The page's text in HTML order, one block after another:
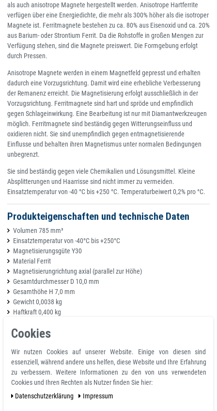
als auch anisotrope Magnete hergestellt werden. Anisotrope Hartferrite
verfügen über eine Energiedichte, die mehr als 300% höher als die isotroper
Magnete ist. Ferritmagnete bestehen zu ca. 80% aus Eisenoxid und ca. 20%
aus Barium- oder Strontium Ferrit. Da die Rohstoffe in großen Mengen zur
Verfügung stehen, sind die Magnete preiswert. Die Formgebung erfolgt
durch Pressen.
Anisotrope Magnete werden in einem Magnetfeld gepresst und erhalten
dadurch eine Vorzugsrichtung. Damit wird eine erhebliche Verbesserung
der Remanenz erreicht. Die Magnetisierung erfolgt ausschließlich in der
Vorzugsrichtung. Ferritmagnete sind hart und spröde und empfindlich
gegen Schlageinwirkung. Eine Bearbeitung ist nur mit Diamantwerkzeugen
möglich. Ferritmagnete sind beständig gegen Witterungseinfluss und
oxidieren nicht. Sie sind unempfindlich gegen entmagnetisierende
Einflusse und behalten ihren Magnetismus unter normalen Bedingungen
unbegrenzt.
Sie sind beständig gegen viele Chemikalien und Lösungsmittel. Kleine
Absplitterungen und Haarrisse sind nicht immer zu vermeiden.
Einsatztemperatur von -40 °C bis +250 °C. Temperaturbeiwert 0,2% pro °C.
Produkteigenschaften und technische Daten
Volumen 785 mm³
Einsatztemperatur von -40°C bis +250°C
Magnetisierungsgüte Y30
Material Ferrit
Magnetisierungrichtung axial (parallel zur Höhe)
Gesamtdurchmesser D 10,0 mm
Gesamthöhe H 7,0 mm
Gewicht 0,0038 kg
Haftkraft 0,400 kg
Merkmale
BEACHTLICHE STARKE MAGNETKRAFT - Die Ferrit Magnete sind
besonders stark haftend (dank Verwendung von Elementarmagneten).
Dank abgerundeter Ecken dennoch leicht wieder per Hand entfernbar. Die
Magnete sind zu 100% rostfrei.
UNIVERSELLE ANWENDBARE MAGNETE - Egal, ob als
Cookies
Wir nutzen Cookies auf unserer Website. Einige von diesen sind
essenziell, während andere uns helfen, diese Website und Ihre Erfahrung
zu verbessern. Weitere Informationen zu den von uns verwendeten
Cookies und Ihren Rechten als Nutzer finden Sie hier:
Daten­schutz­erklärung
Impressum